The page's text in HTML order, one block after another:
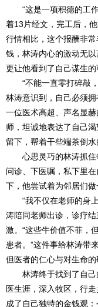
“这是一项积德的工作
着13片经文，完工后，
行情相比，这个报酬非
钱，林涛内心的激动无
更让他看到了自己谋生的
“不能一直零打碎敲，
林涛意识到，自己必须
一位医术高超、声名显
师，坦诚地表达了自己
留下，帮着干些端茶倒水
心思灵巧的林涛抓住
问诊、下医嘱，私下里
下，他尝试着为邻居们
“我不仅在老师的身上
涛陪同老师出诊，诊疗
激。“这些牛价值不菲，
患者。”这件事给林涛带
但医者的仁心与对生命的
林涛终于找到了自己
医生涯，深入牧区，行
成了自己独特的金钱观